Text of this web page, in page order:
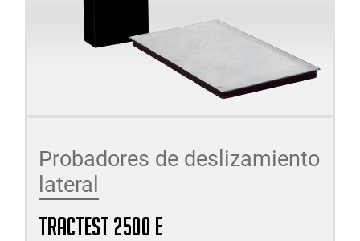
Probadores de deslizamiento
lateral
TRACTEST 2500 E